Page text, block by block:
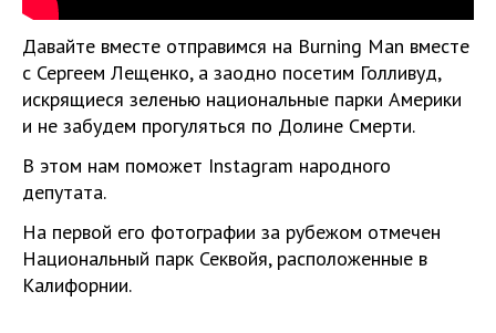
Давайте вместе отправимся на Burning Man вместе
с Сергеем Лещенко, а заодно посетим Голливуд,
искрящиеся зеленью национальные парки Америки
и не забудем прогуляться по Долине Смерти.
В этом нам поможет Instagram народного
депутата.
На первой его фотографии за рубежом отмечен
Национальный парк Секвойя, расположенные в
Калифорнии.